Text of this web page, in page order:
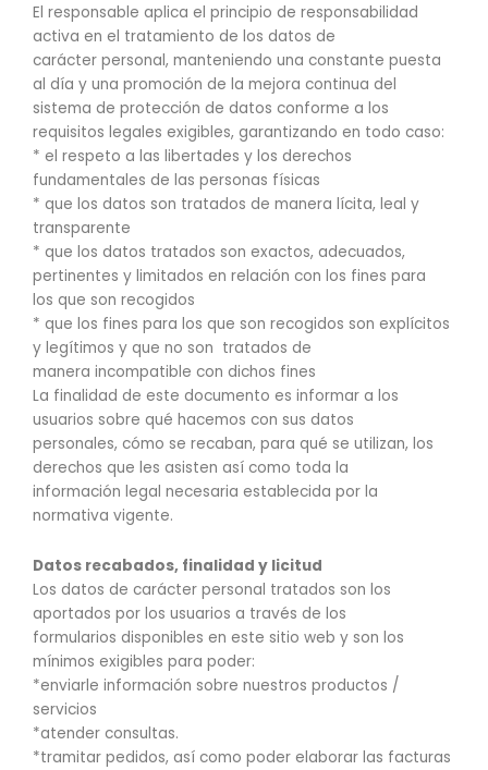
El responsable aplica el principio de responsabilidad
activa en el tratamiento de los datos de
carácter personal, manteniendo una constante puesta
al día y una promoción de la mejora continua del
sistema de protección de datos conforme a los
requisitos legales exigibles, garantizando en todo caso:
* el respeto a las libertades y los derechos
fundamentales de las personas físicas
* que los datos son tratados de manera lícita, leal y
transparente
* que los datos tratados son exactos, adecuados,
pertinentes y limitados en relación con los fines para
los que son recogidos
* que los fines para los que son recogidos son explícitos
y legítimos y que no son tratados de
manera incompatible con dichos fines
La finalidad de este documento es informar a los
usuarios sobre qué hacemos con sus datos
personales, cómo se recaban, para qué se utilizan, los
derechos que les asisten así como toda la
información legal necesaria establecida por la
normativa vigente.
Datos recabados, finalidad y licitud
Los datos de carácter personal tratados son los
aportados por los usuarios a través de los
formularios disponibles en este sitio web y son los
mínimos exigibles para poder:
*enviarle información sobre nuestros productos /
servicios
*atender consultas.
*tramitar pedidos, así como poder elaborar las facturas